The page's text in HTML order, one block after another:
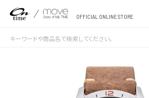
OFFICIAL ONLINE STORE